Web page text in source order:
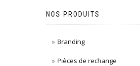
NOS PRODUITS
Branding
Pièces de rechange